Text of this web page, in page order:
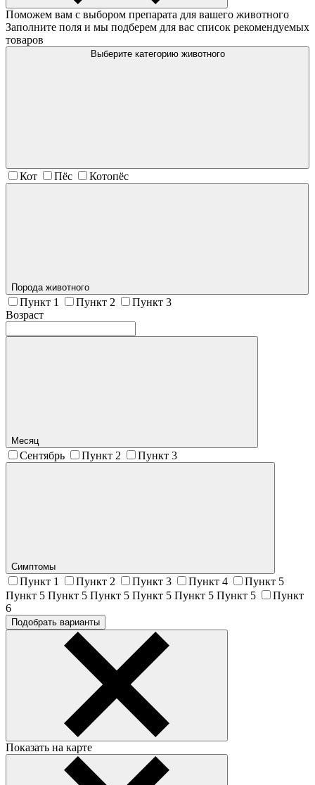
Поможем вам с выбором препарата для вашего животного
Заполните поля и мы подберем для вас список рекомендуемых
товаров
Выберите категорию животного
Кот Пёс Котопёс
Порода животного
Пункт 1 Пункт 2
Пункт 3
Возраст
Месяц
Сентябрь Пункт 2 Пункт 3
Симптомы
Пункт 1 Пункт 2 Пункт 3 Пункт 4
Пункт 5
Пункт 5 Пункт 5 Пункт 5 Пункт 5 Пункт 5 Пункт 5
Пункт
6
Подобрать варианты
Показать на карте